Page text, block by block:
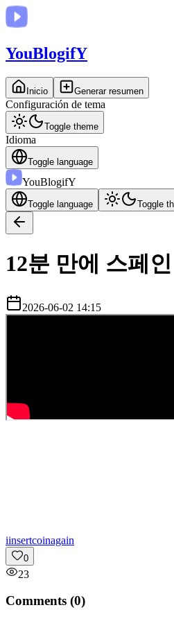
YouBlogifY
Inicio Generar resumen
Configuración de tema
Toggle theme
Idioma
Toggle language
YouBlogifY
Toggle language Toggle
12분 만에 스페
2026-06-02 14:15
iinsertcoinagain
0
23
Comments (0)